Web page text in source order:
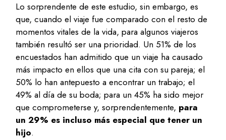
Lo sorprendente de este estudio, sin embargo, es
que, cuando el viaje fue comparado con el resto de
momentos vitales de la vida, para algunos viajeros
también resultó ser una prioridad. Un 51% de los
encuestados han admitido que un viaje ha causado
más impacto en ellos que una cita con su pareja; el
50% lo han antepuesto a encontrar un trabajo; el
49% al día de su boda; para un 45% ha sido mejor
que comprometerse y, sorprendentemente, para
un 29% es incluso más especial que tener un
hijo.